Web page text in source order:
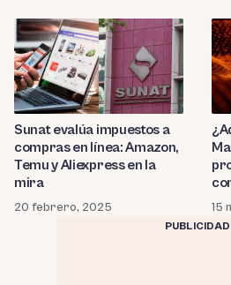
Sunat evalúa impuestos a
compras en línea: Amazon,
Temu y Aliexpress en la
mira
20 febrero, 2025 15
PUBLICIDAD